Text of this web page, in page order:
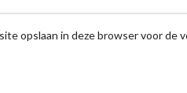
opslaan in deze browser voor